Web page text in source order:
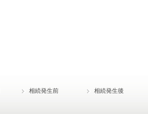
相続発生前 相続発生後